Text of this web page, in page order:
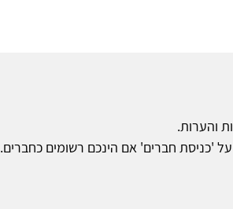
והערות.
'כניסת חברים' אם הינכם רשומים כחברים.